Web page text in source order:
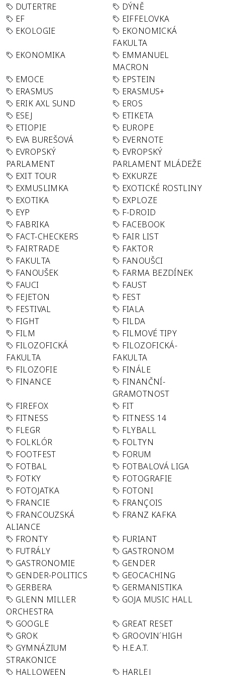
DUTERTRE
DÝNĚ
EF
EIFFELOVKA
EKOLOGIE
EKONOMICKÁ
FAKULTA
EKONOMIKA
EMMANUEL
MACRON
EMOCE
EPSTEIN
ERASMUS
ERASMUS+
ERIK AXL SUND
EROS
ESEJ
ETIKETA
ETIOPIE
EUROPE
EVA BUREŠOVÁ
EVERNOTE
EVROPSKÝ
PARLAMENT
EVROPSKÝ
PARLAMENT MLÁDEŽE
EXIT TOUR
EXKURZE
EXMUSLIMKA
EXOTICKÉ ROSTLINY
EXOTIKA
EXPLOZE
EYP
F-DROID
FABRIKA
FACEBOOK
FACT-CHECKERS
FAIR LIST
FAIRTRADE
FAKTOR
FAKULTA
FANOUŠCI
FANOUŠEK
FARMA BEZDÍNEK
FAUCI
FAUST
FEJETON
FEST
FESTIVAL
FIALA
FIGHT
FILDA
FILM
FILMOVÉ TIPY
FILOZOFICKÁ
FAKULTA
FILOZOFICKÁ-
FAKULTA
FILOZOFIE
FINÁLE
FINANCE
FINANČNÍ-
GRAMOTNOST
FIREFOX
FIT
FITNESS
FITNESS 14
FLEGR
FLYBALL
FOLKLÓR
FOLTYN
FOOTFEST
FORUM
FOTBAL
FOTBALOVÁ LIGA
FOTKY
FOTOGRAFIE
FOTOJATKA
FOTONI
FRANCIE
FRANÇOIS
FRANCOUZSKÁ
ALIANCE
FRANZ KAFKA
FRONTY
FURIANT
FUTRÁLY
GASTRONOM
GASTRONOMIE
GENDER
GENDER-POLITICS
GEOCACHING
GERBERA
GERMANISTIKA
GLENN MILLER
ORCHESTRA
GOJA MUSIC HALL
GOOGLE
GREAT RESET
GROK
GROOVIN´HIGH
GYMNÁZIUM
STRAKONICE
H.E.A.T.
HALLOWEEN
HARLEJ